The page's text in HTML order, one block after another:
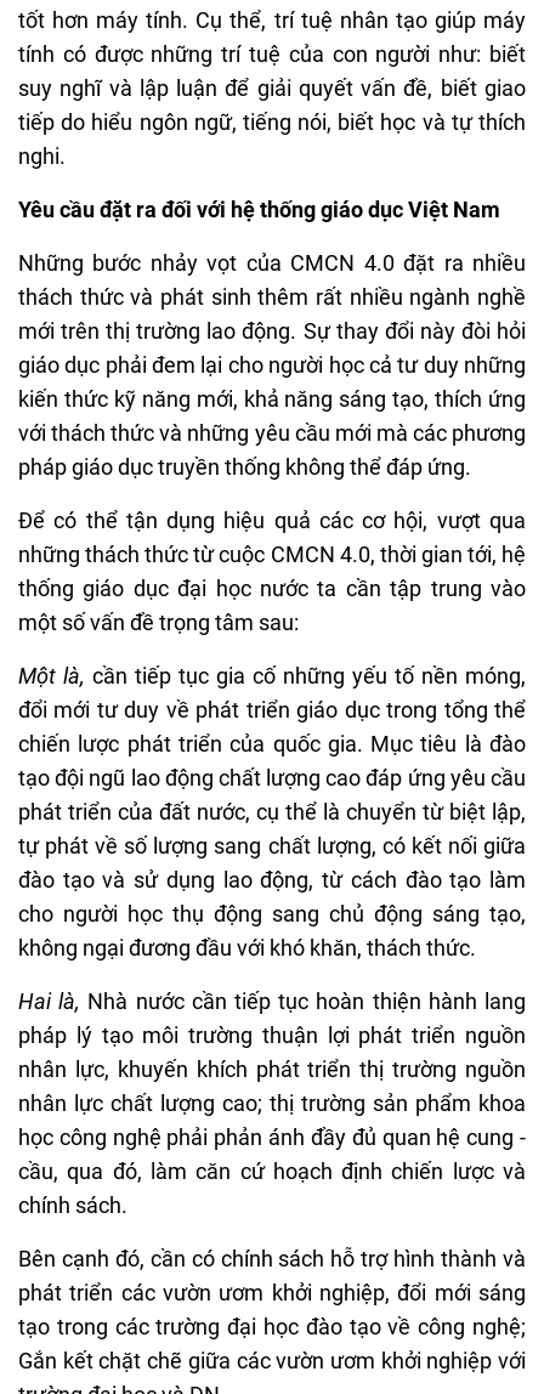
tốt hơn máy tính. Cụ thể, trí tuệ nhân tạo giúp máy
tính có được những trí tuệ của con người như: biết
suy nghĩ và lập luận để giải quyết vấn đề, biết giao
tiếp do hiểu ngôn ngữ, tiếng nói, biết học và tự thích
nghi.
Yêu cầu đặt ra đối với hệ thống giáo dục Việt Nam
Những bước nhảy vọt của CMCN 4.0 đặt ra nhiều
thách thức và phát sinh thêm rất nhiều ngành nghề
mới trên thị trường lao động. Sự thay đổi này đòi hỏi
giáo dục phải đem lại cho người học cả tư duy những
kiến thức kỹ năng mới, khả năng sáng tạo, thích ứng
với thách thức và những yêu cầu mới mà các phương
pháp giáo dục truyền thống không thể đáp ứng.
Để có thể tận dụng hiệu quả các cơ hội, vượt qua
những thách thức từ cuộc CMCN 4.0, thời gian tới, hệ
thống giáo dục đại học nước ta cần tập trung vào
một số vấn đề trọng tâm sau:
Một là, cần tiếp tục gia cố những yếu tố nền móng,
đổi mới tư duy về phát triển giáo dục trong tổng thể
chiến lược phát triển của quốc gia. Mục tiêu là đào
tạo đội ngũ lao động chất lượng cao đáp ứng yêu cầu
phát triển của đất nước, cụ thể là chuyển từ biệt lập,
tự phát về số lượng sang chất lượng, có kết nối giữa
đào tạo và sử dụng lao động, từ cách đào tạo làm
cho người học thụ động sang chủ động sáng tạo,
không ngại đương đầu với khó khăn, thách thức.
Hai là, Nhà nước cần tiếp tục hoàn thiện hành lang
pháp lý tạo môi trường thuận lợi phát triển nguồn
nhân lực, khuyến khích phát triển thị trường nguồn
nhân lực chất lượng cao; thị trường sản phẩm khoa
học công nghệ phải phản ánh đầy đủ quan hệ cung -
cầu, qua đó, làm căn cứ hoạch định chiến lược và
chính sách.
Bên cạnh đó, cần có chính sách hỗ trợ hình thành và
phát triển các vườn ươm khởi nghiệp, đổi mới sáng
tạo trong các trường đại học đào tạo về công nghệ;
Gắn kết chặt chẽ giữa các vườn ươm khởi nghiệp với